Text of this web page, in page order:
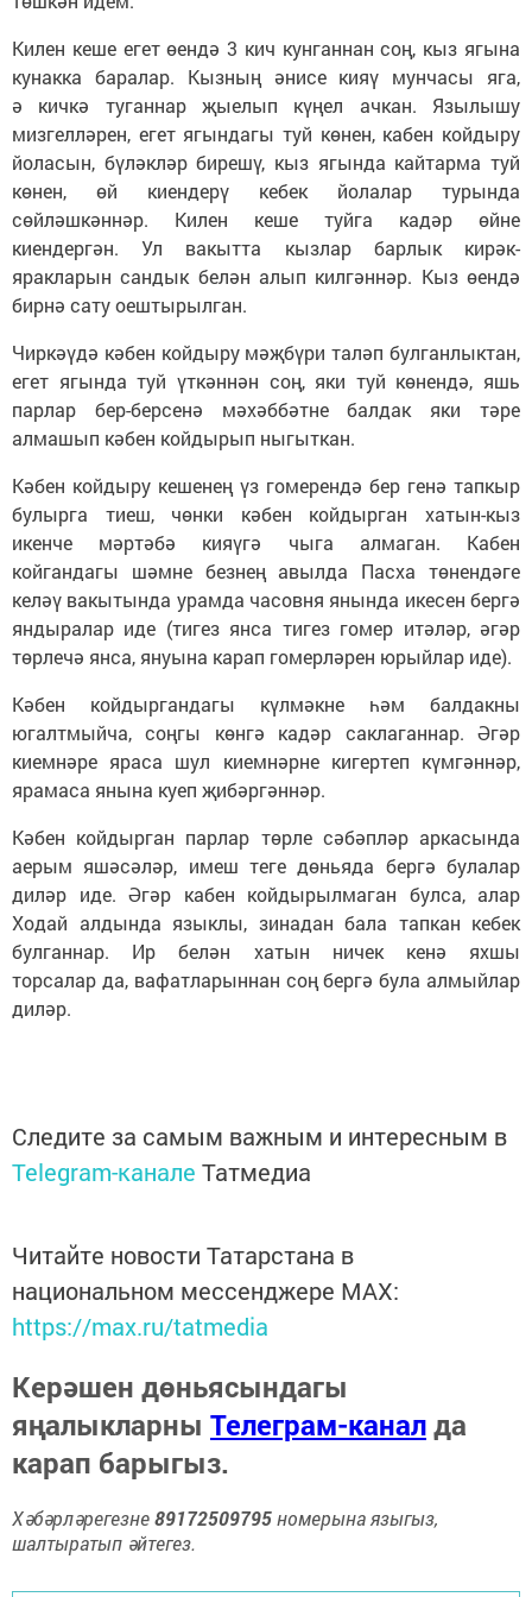
Килен кеше егет өендә 3 кич кунганнан соң, кыз ягына
кунакка баралар. Кызның әнисе кияү мунчасы яга,
ә кичкә туганнар җыелып күңел ачкан. Язылышу
мизгелләрен, егет ягындагы туй көнен, кабен койдыру
йоласын, бүләкләр бирешү, кыз ягында кайтарма туй
көнен, өй киендерү кебек йолалар турында
сөйләшкәннәр. Килен кеше туйга кадәр өйне
киендергән. Ул вакытта кызлар барлык кирәк-
яракларын сандык белән алып килгәннәр. Кыз өендә
бирнә сату оештырылган.
Чиркәүдә кәбен койдыру мәҗбүри таләп булганлыктан,
егет ягында туй үткәннән соң, яки туй көнендә, яшь
парлар бер-берсенә мәхәббәтне балдак яки тәре
алмашып кәбен койдырып ныгыткан.
Кәбен койдыру кешенең үз гомерендә бер генә тапкыр
булырга тиеш, чөнки кәбен койдырган хатын-кыз
икенче мәртәбә кияүгә чыга алмаган. Кабен
койгандагы шәмне безнең авылда Пасха төнендәге
келәү вакытында урамда часовня янында икесен бергә
яндыралар иде (тигез янса тигез гомер итәләр, әгәр
төрлечә янса, януына карап гомерләрен юрыйлар иде).
Кәбен койдыргандагы күлмәкне һәм балдакны
югалтмыйча, соңгы көнгә кадәр саклаганнар. Әгәр
киемнәре яраса шул киемнәрне кигертеп күмгәннәр,
ярамаса янына куеп җибәргәннәр.
Кәбен койдырган парлар төрле сәбәпләр аркасында
аерым яшәсәләр, имеш теге дөньяда бергә булалар
диләр иде. Әгәр кабен койдырылмаган булса, алар
Ходай алдында языклы, зинадан бала тапкан кебек
булганнар. Ир белән хатын ничек кенә яхшы
торсалар да, вафатларыннан соң бергә була алмыйлар
диләр.
Следите за самым важным и интересным в
Telegram-канале Татмедиа
Читайте новости Татарстана в
национальном мессенджере MАХ:
https://max.ru/tatmedia
Керәшен дөньясындагы
яңалыкларны Телеграм-каналда
карап барыгыз.
Хәбәрләрегезне89172509795номерына языгыз,
шалтыратып әйтегез.